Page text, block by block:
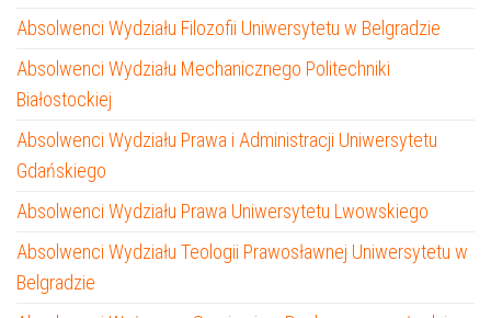
Absolwenci Wydziału Filozofii Uniwersytetu w Belgradzie
Absolwenci Wydziału Mechanicznego Politechniki
Białostockiej
Absolwenci Wydziału Prawa i Administracji Uniwersytetu
Gdańskiego
Absolwenci Wydziału Prawa Uniwersytetu Lwowskiego
Absolwenci Wydziału Teologii Prawosławnej Uniwersytetu w
Belgradzie